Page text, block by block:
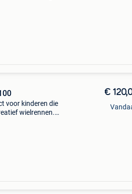
voor kinderen die
wielrennen.
€